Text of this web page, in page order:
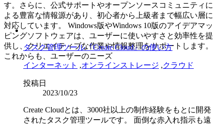
す。さらに、公式サポートやオープンソースコミュニティに
よる豊富な情報源があり、初心者から上級者まで幅広い層に
対応しています。 Windows版やWindows 10版のアイデアマッ
ピングソフトウェアは、ユーザーに使いやすさと効率性を提
供し、クリエイティブな作業や情報整理をサポートします。
これからも、ユーザーのニーズ
タスク管理ツール『Create Cloud』の使い方
インターネット ,オンラインストレージ ,クラウド
投稿日
2023/10/23
Create Cloudとは、3000社以上の制作経験をもとに開発
されたタスク管理ツールです。 面倒な赤入れ指示も遠